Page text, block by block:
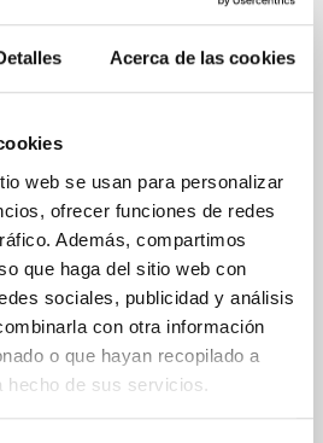
Acerca de las cookies
web se usan para personalizar
ofrecer funciones de redes
Además, compartimos
que haga del sitio web con
sociales, publicidad y análisis
con otra información
o que hayan recopilado a
hecho de sus servicios.
PARA CIERRE ACODADO
POR VIBRACIÓN
ANCHURA=18